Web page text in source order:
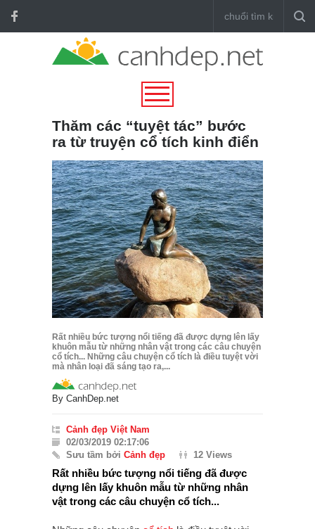
Thăm các “tuyệt tác” bước
ra từ truyện cổ tích kinh điển
Rất nhiều bức tượng nổi tiếng đã được dựng lên lấy
khuôn mẫu từ những nhân vật trong các câu chuyện
cổ tích... Những câu chuyện cổ tích là điều tuyệt vời
mà nhân loại đã sáng tạo ra,...
By CanhDep.net
Cảnh đẹp Việt Nam
02/03/2019 02:17:06
Sưu tầm bởi Cảnh đẹp 12 Views
Rất nhiều bức tượng nổi tiếng đã được
dựng lên lấy khuôn mẫu từ những nhân
vật trong các câu chuyện cổ tích...